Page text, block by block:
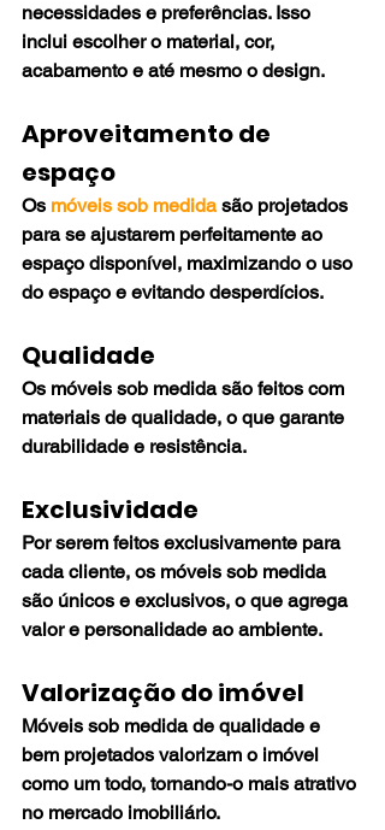
necessidades e preferências. Isso
inclui escolher o material, cor,
acabamento e até mesmo o design.
Aproveitamento de
espaço
Os móveis sob medida são projetados
para se ajustarem perfeitamente ao
espaço disponível, maximizando o uso
do espaço e evitando desperdícios.
Qualidade
Os móveis sob medida são feitos com
materiais de qualidade, o que garante
durabilidade e resistência.
Exclusividade
Por serem feitos exclusivamente para
cada cliente, os móveis sob medida
são únicos e exclusivos, o que agrega
valor e personalidade ao ambiente.
Valorização do imóvel
Móveis sob medida de qualidade e
bem projetados valorizam o imóvel
como um todo, tornando-o mais atrativo
no mercado imobiliário.